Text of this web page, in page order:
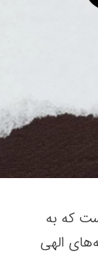
الله مجید است که به
الهی